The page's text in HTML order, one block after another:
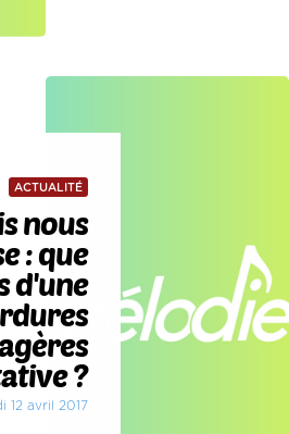
ACTUALITÉ
nous
: que
d'une
?
12 avril 2017